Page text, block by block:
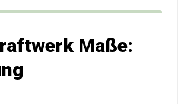
Maße: